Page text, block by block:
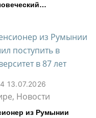
13.07.2026
Новости
из Румынии